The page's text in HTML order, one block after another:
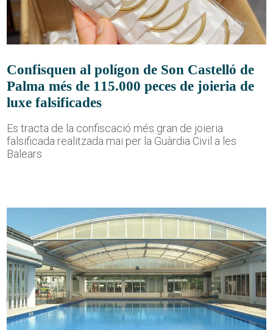
Confisquen al polígon de Son Castelló de
Palma més de 115.000 peces de joieria de
luxe falsificades
Es tracta de la confiscació més gran de joieria
falsificada realitzada mai per la Guàrdia Civil a les
Balears